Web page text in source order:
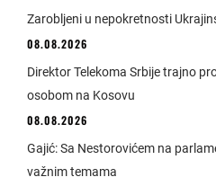
Zarobljeni u nepokretnosti
08.08.2026
Direktor Telekoma Srbije trajno
osobom na Kosovu
08.08.2026
Gajić: Sa Nestorovićem na
važnim temama